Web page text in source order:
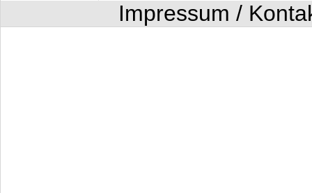
Impressum /